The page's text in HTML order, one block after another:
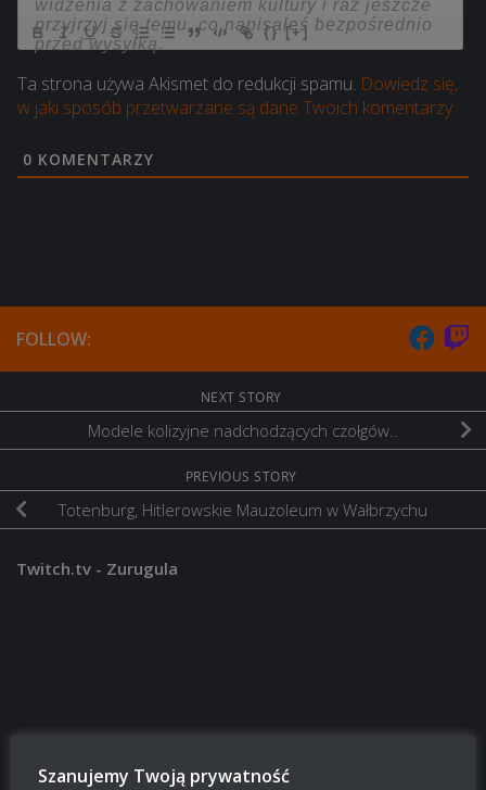
{} [+]
Ta strona używa Akismet do redukcji spamu. Dowiedz się,
w jaki sposób przetwarzane są dane Twoich komentarzy.
0 KOMENTARZY
FOLLOW:
NEXT STORY
Modele kolizyjne nadchodzących czołgów..
PREVIOUS STORY
Totenburg, Hitlerowskie Mauzoleum w Wałbrzychu
Twitch.tv - Zurugula
Szanujemy Twoją prywatność